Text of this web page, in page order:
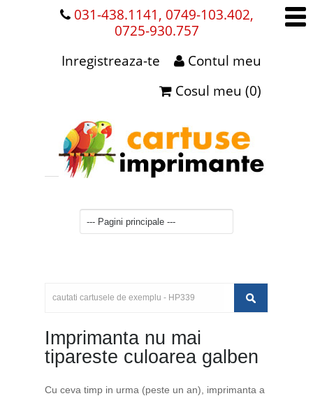
031-438.1141, 0749-103.402,
0725-930.757
Contul meu
Inregistreaza-te
Cosul meu (0)
Imprimanta nu mai
tipareste culoarea galben
Cu ceva timp in urma (peste un an), imprimanta a